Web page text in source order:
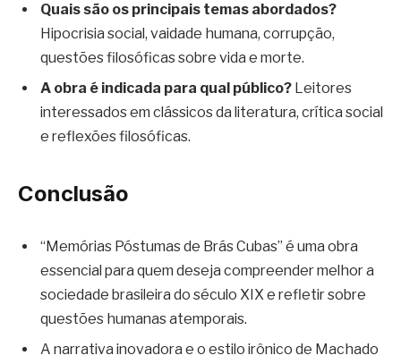
Quais são os principais temas abordados?
Hipocrisia social, vaidade humana, corrupção,
questões filosóficas sobre vida e morte.
A obra é indicada para qual público? Leitores
interessados em clássicos da literatura, crítica social
e reflexões filosóficas.
Conclusão
“Memórias Póstumas de Brás Cubas” é uma obra
essencial para quem deseja compreender melhor a
sociedade brasileira do século XIX e refletir sobre
questões humanas atemporais.
A narrativa inovadora e o estilo irônico de Machado